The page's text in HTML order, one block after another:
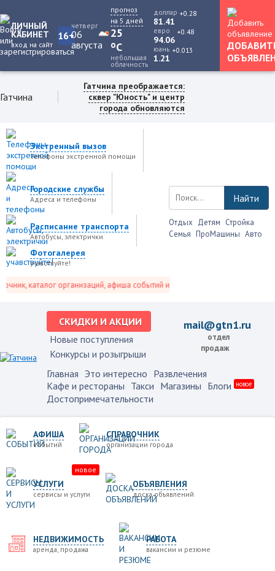
ЛИЧНЫЙ
КАБИНЕТ
вход на сайт
16+
четверг
06
августа
прогноз
на 5 дней
25
oC
небольшая
облачность
доллар
81.41
+0.28
евро
94.06
+0.48
юань
1.21
+0.013
Гатчина
Гатчина преображается:
сквер "Юность" и центр
города обновляются
Экстренный вызов
Телефоны экстренной помощи
Городские службы
Адреса и телефоны
Расписание транспорта
Автобусы, электрички
Фотогалерея
учавствуйте!
каталог организаций, афиша событий и не только это.
Найти
Отдых Детям Стройка
Семья ПроМашины Авто
СКИДКИ И АКЦИИ
Новые поступления
Конкурсы и розыгрыши
mail@gtn1.ru
отдел
продаж
Главная Это интересно Развлечения
Кафе и рестораны Такси Магазины Блоги новое
Достопримечательности
АФИША
событий
СПРАВОЧНИК
организации города
УСЛУГИ
сервисы и услуги
новое
ОБЪЯВЛЕНИЯ
доска объявлений
НЕДВИЖИМОСТЬ
аренда, продажа
РАБОТА
вакансии и резюме